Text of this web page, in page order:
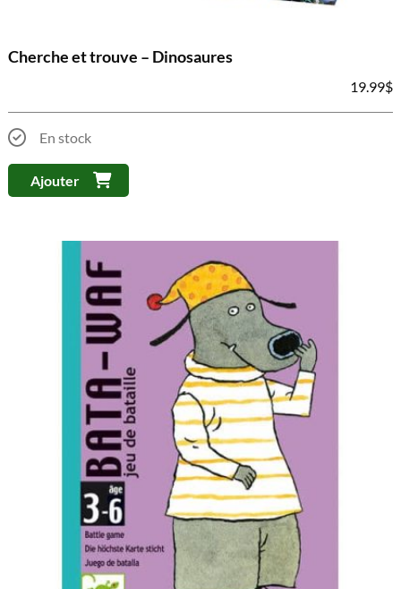
Cherche et trouve – Dinosaures
19.99$
En stock
Ajouter